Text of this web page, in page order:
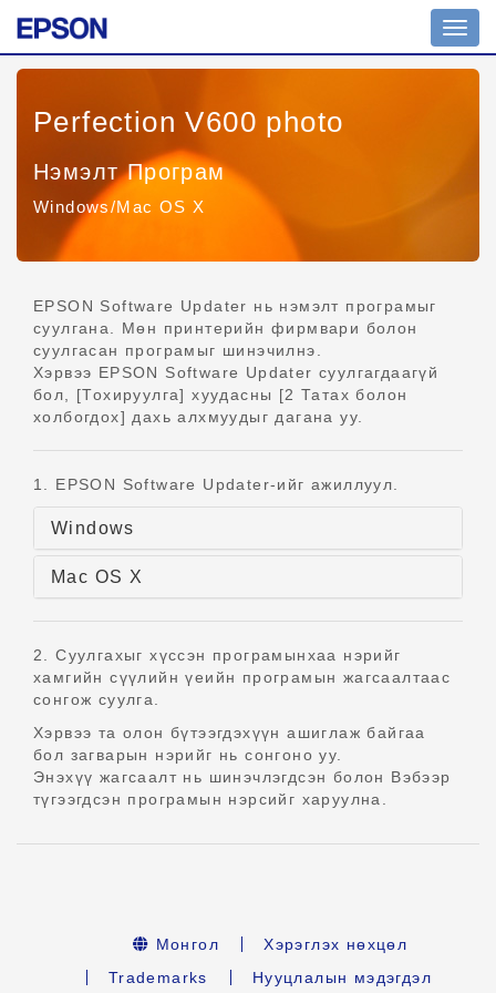
Perfection V600 photo
Нэмэлт Програм
Windows/Mac OS X
EPSON Software Updater нь нэмэлт програмыг
суулгана. Мөн принтерийн фирмвари болон
суулгасан програмыг шинэчилнэ.
Хэрвээ EPSON Software Updater суулгагдаагүй
бол, [Тохируулга] хуудасны [2 Татах болон
холбогдох] дахь алхмуудыг дагана уу.
1. EPSON Software Updater-ийг ажиллуул.
Windows
Mac OS X
2. Суулгахыг хүссэн програмынхаа нэрийг
хамгийн сүүлийн үеийн програмын жагсаалтаас
сонгож суулга.
Хэрвээ та олон бүтээгдэхүүн ашиглаж байгаа
бол загварын нэрийг нь сонгоно уу.
Энэхүү жагсаалт нь шинэчлэгдсэн болон Вэбээр
түгээгдсэн програмын нэрсийг харуулна.
Монгол
Хэрэглэх нөхцөл
Trademarks
Нууцлалын мэдэгдэл